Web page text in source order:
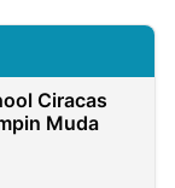
Ciracas
Muda